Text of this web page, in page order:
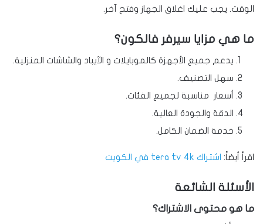
الوقت. يجب عليك اغلاق الجهاز وفتح آخر.
ما هي مزايا سيرفر فالكون؟
يدعم جميع الأجهزة كالموبايلات و الآيباد والشاشات المنزلية.
سهل التصنيف.
أسعار مناسبة لجميع الفئات.
الدقة والجودة العالية.
خدمة الضمان الكامل.
اقرأ أيضاً: اشتراك tera tv 4k في الكويت
الأسئلة الشائعة
ما هو محتوى الاشتراك؟